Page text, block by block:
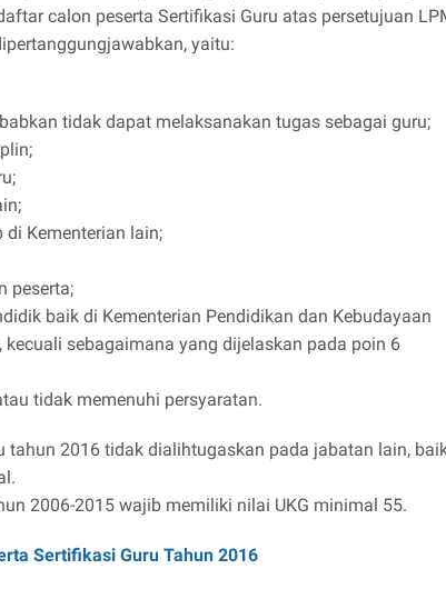
calon peserta Sertifikasi Guru atas persetujuan
yaitu:
tidak dapat melaksanakan tugas sebagai guru;
di Kementerian lain;
peserta;
baik di Kementerian Pendidikan dan Kebudayaan
kecuali sebagaimana yang dijelaskan pada poin 6
tidak memenuhi persyaratan.
tahun 2016 tidak dialihtugaskan pada jabatan lain,
2006-2015 wajib memiliki nilai UKG minimal 55.
Sertifikasi Guru Tahun 2016